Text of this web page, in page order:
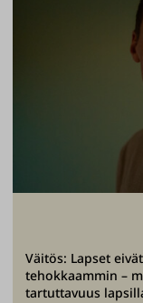
Väitös: Lapset
tehokkaammin –
tartuttavuus